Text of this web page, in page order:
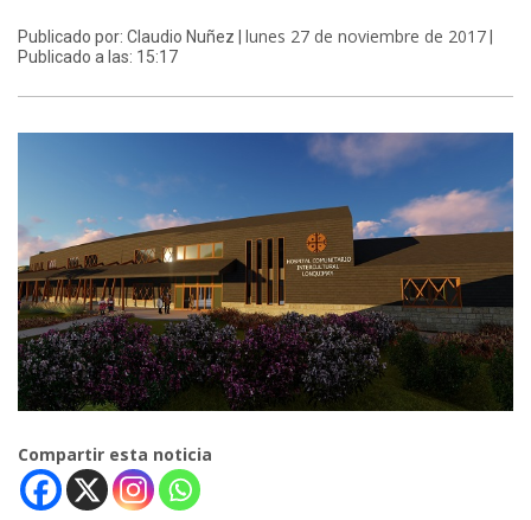
Publicado por: Claudio Nuñez | lunes 27 de noviembre de 2017
Publicado a las: 15:17
Compartir esta noticia